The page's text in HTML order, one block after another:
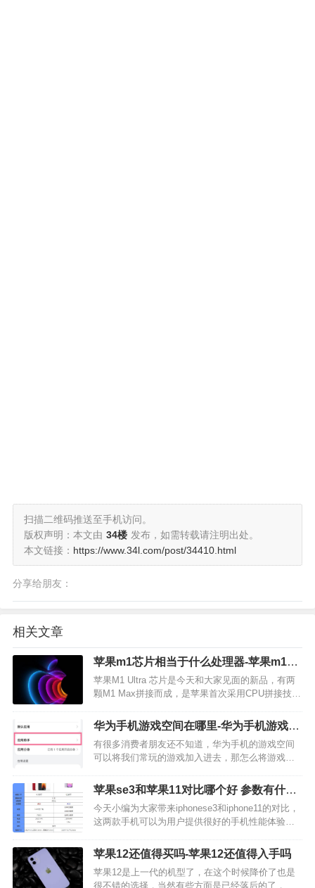
扫描二维码推送至手机访问。
版权声明：本文由 34楼 发布，如需转载请注明出处。
本文链接： https://www.34l.com/post/34410.html
分享给朋友：
相关文章
苹果m1芯片相当于什么处理器-苹果m1芯
片什么水平
苹果M1 Ultra 芯片是今天和大家见面的新品，有两
颗M1 Max拼接而成，是苹果首次采用CPU拼接技
片还是比较好奇的，今天小编就给大家带来了详细
的介绍说明。 M1 Ultra…
华为手机游戏空间在哪里-华为手机游戏空
间怎么添加应用
有很多消费者朋友还不知道，华为手机的游戏空间
可以将我们常玩的游戏加入进去，那怎么将游戏加
兴趣的我们一起来瞧瞧吧，期待可以帮到各位！ 华
为手机游戏空间添加游戏的步骤 1、从设置菜单的最
上…
苹果se3和苹果11对比哪个好 参数有什么
不同区别买谁好
今天小编为大家带来iphonese3和iphone11的对比，
这两款手机可以为用户提供很好的手机性能体验，
来最新的手机资讯。 一、参数对比 二、性能分析
1、屏幕方面 是iPhone11的屏…
苹果12还值得买吗-苹果12还值得入手吗
苹果12是上一代的机型了，在这个时候降价了也是
很不错的选择，当然有些方面是已经落后的了，旧